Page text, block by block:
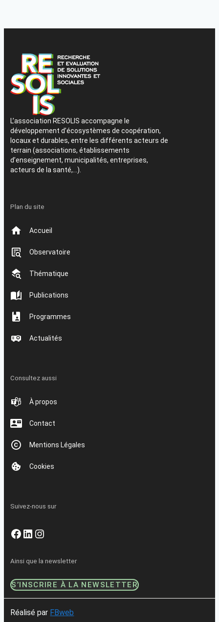
L’association RESOLIS accompagne le
développement d’écosystèmes de coopération,
locaux et durables, entre les différents acteurs de
terrain (associations, établissements
d’enseignement, municipalités, entreprises,
acteurs de la santé,…).
Plan du site
Accueil
Observatoire
Thématique
Publications
Programmes
Actualités
Consultez aussi
À propos
Contact
Mentions Légales
Cookies
Suivez-nous sur
Facebook
LinkedIn
Instagram
Ainsi que la newsletter
S’INSCRIRE À LA NEWSLETTER
Réalisé par FBweb